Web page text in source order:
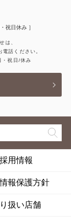
祝日休み ］
は、
電話ください。
祝日/休み
採用情報
報保護方針
扱い店舗